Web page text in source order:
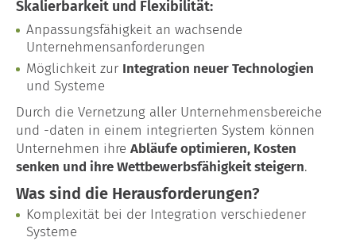
Skalierbarkeit und Flexibilität:
Anpassungsfähigkeit an wachsende
Unternehmensanforderungen
Möglichkeit zur Integration neuer Technologien
und Systeme
Durch die Vernetzung aller Unternehmensbereiche
und -daten in einem integrierten System können
Unternehmen ihre Abläufe optimieren, Kosten
senken und ihre Wettbewerbsfähigkeit steigern.
Was sind die Herausforderungen?
Komplexität bei der Integration verschiedener
Systeme